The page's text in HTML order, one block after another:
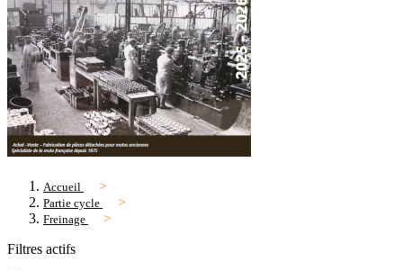
Accueil
Partie cycle
Freinage
Filtres actifs